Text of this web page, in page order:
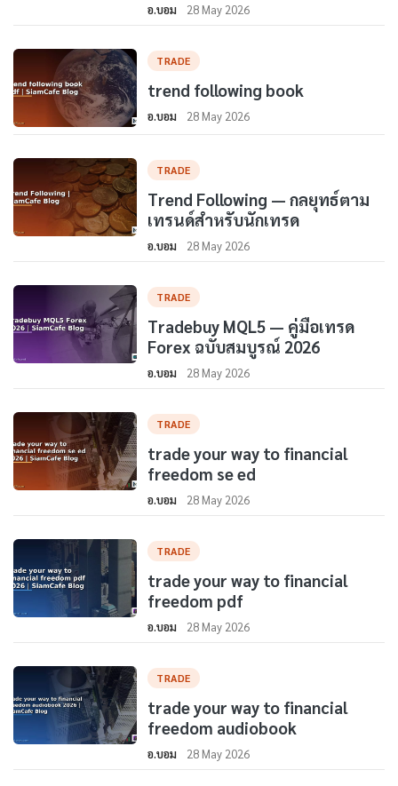
อ.บอม 28 May 2026
TRADE
trend following book
อ.บอม 28 May 2026
TRADE
Trend Following — กลยุทธ์ตาม
เทรนด์สำหรับนักเทรด
อ.บอม 28 May 2026
TRADE
Tradebuy MQL5 — คู่มือเทรด
Forex ฉบับสมบูรณ์ 2026
อ.บอม 28 May 2026
TRADE
trade your way to financial
freedom se ed
อ.บอม 28 May 2026
TRADE
trade your way to financial
freedom pdf
อ.บอม 28 May 2026
TRADE
trade your way to financial
freedom audiobook
อ.บอม 28 May 2026